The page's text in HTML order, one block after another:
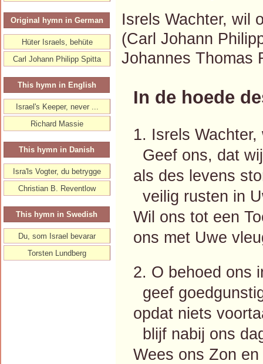
Isrels Wachter, wil
(Carl Johann
Johannes Thomas
In de hoede
1. Isrels
Geef ons, dat
als des levens
veilig rusten in
Wil ons tot een
ons met Uwe
2. O behoed ons
geef
opdat niets
blijf nabij ons
Wees ons Zon
Original hymn in German
Hüter Israels, behüte
Carl Johann Philipp Spitta
This hymn in English
Israel's Keeper, never ...
Richard Massie
This hymn in Danish
Isra'ls Vogter, du betrygge
Christian B. Reventlow
This hymn in Swedish
Du, som Israel bevarar
Torsten Lundberg